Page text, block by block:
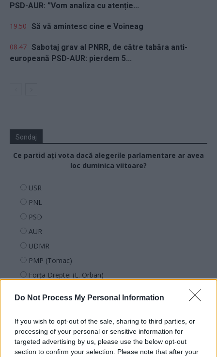
Do Not Process My Personal Information
If you wish to opt-out of the sale, sharing to third parties, or
processing of your personal or sensitive information for
targeted advertising by us, please use the below opt-out
section to confirm your selection. Please note that after your
PSD-AUR: ”Vom analiza cu atenție...
19.50 Să vă amintesc cine e Voineag
08.47 Sabotaj grav al PNRR, de către tabăra anti-
europeană PSD-AUR: pierdem 5...
Sondaj
Ce partid ați vota dacă alegerile parlamentare ar avea
loc duminica viitoare?
USR
PNL
PSD
AUR
UDMR
PMP (Tomac)
Forța Dreptei (L. Orban)
SENS
SOS (Șoșoacă)
POT (Gavrilă)